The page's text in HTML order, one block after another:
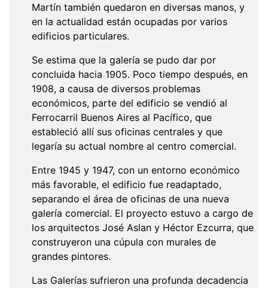
Martín también quedaron en diversas manos, y
en la actualidad están ocupadas por varios
edificios particulares.
Se estima que la galería se pudo dar por
concluida hacia 1905. Poco tiempo después, en
1908, a causa de diversos problemas
económicos, parte del edificio se vendió al
Ferrocarril Buenos Aires al Pacífico, que
estableció allí sus oficinas centrales y que
legaría su actual nombre al centro comercial.
Entre 1945 y 1947, con un entorno económico
más favorable, el edificio fue readaptado,
separando el área de oficinas de una nueva
galería comercial. El proyecto estuvo a cargo de
los arquitectos José Aslan y Héctor Ezcurra, que
construyeron una cúpula con murales de
grandes pintores.
Las Galerías sufrieron una profunda decadencia